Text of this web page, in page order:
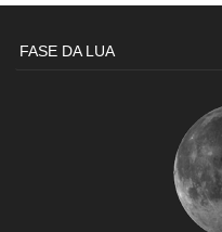
FASE DA LUA